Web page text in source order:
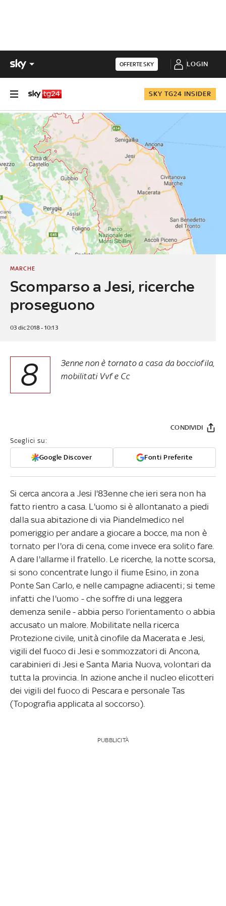
OFFERTE SKY LOGIN
SKY TG24 INSIDER
Scomparso a Jesi, ricerche
proseguono
MARCHE
03 dic 2018 - 10:13
8
3enne non è tornato a casa da bocciofila,
mobilitati Vvf e Cc
Sceglici su:
Google Discover Fonti Preferite
CONDIVIDI
Si cerca ancora a Jesi l'83enne che ieri sera non ha
fatto rientro a casa. L'uomo si è allontanato a piedi
dalla sua abitazione di via Piandelmedico nel
pomeriggio per andare a giocare a bocce, ma non è
tornato per l'ora di cena, come invece era solito fare.
A dare l'allarme il fratello. Le ricerche, la notte scorsa,
si sono concentrate lungo il fiume Esino, in zona
Ponte San Carlo, e nelle campagne adiacenti; si teme
infatti che l'uomo - che soffre di una leggera
demenza senile - abbia perso l'orientamento o abbia
accusato un malore. Mobilitate nella ricerca
Protezione civile, unità cinofile da Macerata e Jesi,
vigili del fuoco di Jesi e sommozzatori di Ancona,
carabinieri di Jesi e Santa Maria Nuova, volontari da
tutta la provincia. In azione anche il nucleo elicotteri
dei vigili del fuoco di Pescara e personale Tas
(Topografia applicata al soccorso).
PUBBLICITÀ